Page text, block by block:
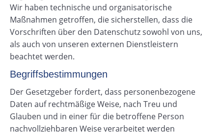
Wir haben technische und organisatorische
Maßnahmen getroffen, die sicherstellen, dass die
Vorschriften über den Datenschutz sowohl von uns,
als auch von unseren externen Dienstleistern
beachtet werden.
Begriffsbestimmungen
Der Gesetzgeber fordert, dass personenbezogene
Daten auf rechtmäßige Weise, nach Treu und
Glauben und in einer für die betroffene Person
nachvollziehbaren Weise verarbeitet werden